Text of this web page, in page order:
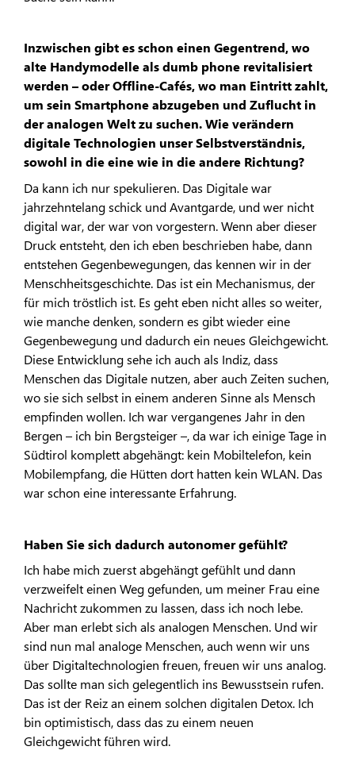
Inzwischen gibt es schon einen Gegentrend, wo
alte Handymodelle als dumb phone revitalisiert
werden – oder Offline-Cafés, wo man Eintritt zahlt,
um sein Smartphone abzugeben und Zuflucht in
der analogen Welt zu suchen. Wie verändern
digitale Technologien unser Selbstverständnis,
sowohl in die eine wie in die andere Richtung?
Da kann ich nur spekulieren. Das Digitale war
jahrzehntelang schick und Avantgarde, und wer nicht
digital war, der war von vorgestern. Wenn aber dieser
Druck entsteht, den ich eben beschrieben habe, dann
entstehen Gegenbewegungen, das kennen wir in der
Menschheitsgeschichte. Das ist ein Mechanismus, der
für mich tröstlich ist. Es geht eben nicht alles so weiter,
wie manche denken, sondern es gibt wieder eine
Gegenbewegung und dadurch ein neues Gleichgewicht.
Diese Entwicklung sehe ich auch als Indiz, dass
Menschen das Digitale nutzen, aber auch Zeiten suchen,
wo sie sich selbst in einem anderen Sinne als Mensch
empfinden wollen. Ich war vergangenes Jahr in den
Bergen – ich bin Bergsteiger –, da war ich einige Tage in
Südtirol komplett abgehängt: kein Mobiltelefon, kein
Mobilempfang, die Hütten dort hatten kein WLAN. Das
war schon eine interessante Erfahrung.
Haben Sie sich dadurch autonomer gefühlt?
Ich habe mich zuerst abgehängt gefühlt und dann
verzweifelt einen Weg gefunden, um meiner Frau eine
Nachricht zukommen zu lassen, dass ich noch lebe.
Aber man erlebt sich als analogen Menschen. Und wir
sind nun mal analoge Menschen, auch wenn wir uns
über Digitaltechnologien freuen, freuen wir uns analog.
Das sollte man sich gelegentlich ins Bewusstsein rufen.
Das ist der Reiz an einem solchen digitalen Detox. Ich
bin optimistisch, dass das zu einem neuen
Gleichgewicht führen wird.